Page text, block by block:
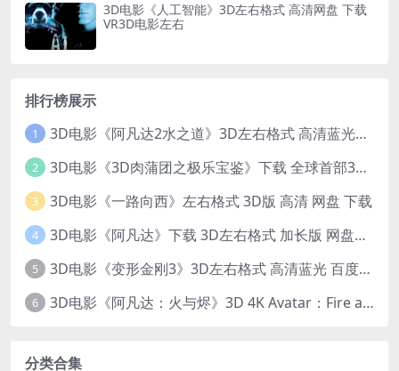
3D电影《人工智能》3D左右格式 高清网盘 下载
VR3D电影左右
排行榜展示
1 3D电影《阿凡达2水之道》3D左右格式 高清蓝光原盘 网盘下载 中文配音 4K3DVR电影
2 3D电影《3D肉蒲团之极乐宝鉴》下载 全球首部3D限制级电影 网盘下载
3 3D电影《一路向西》左右格式 3D版 高清 网盘 下载
4 3D电影《阿凡达》下载 3D左右格式 加长版 网盘下载
5 3D电影《变形金刚3》3D左右格式 高清蓝光 百度网盘+迅雷 下载 出屏国配字幕.国英双语
6 3D电影《阿凡达：火与烬》3D 4K Avatar：Fire and Ash 3D 左右格式 高清4K 电影 下载
分类合集